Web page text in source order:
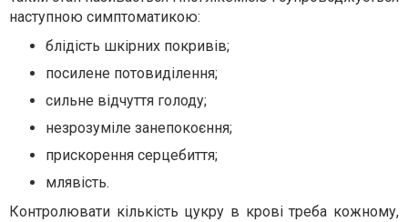
наступною симптоматикою:
блідість шкірних покривів;
посилене потовиділення;
сильне відчуття голоду;
незрозуміле занепокоєння;
прискорення серцебиття;
млявість.
Контролювати кількість цукру в крові треба кожному,